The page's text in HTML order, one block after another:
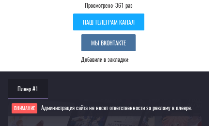
Просмотрено: 361 раз
НАШ ТЕЛЕГРАМ КАНАЛ
МЫ ВКОНТАКТЕ
Добавили в закладки:
Плеер #1
ВНИМАНИЕ Администрация сайта не несет ответственности за рекламу в плеере.